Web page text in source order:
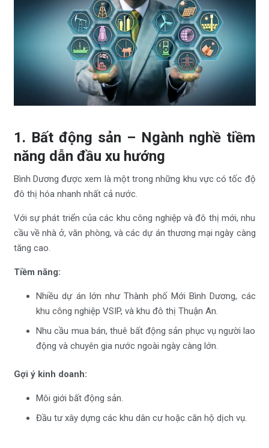
1. Bất động sản – Ngành nghề tiềm
năng dẫn đầu xu hướng
Bình Dương được xem là một trong những khu vực có tốc độ
đô thị hóa nhanh nhất cả nước.
Với sự phát triển của các khu công nghiệp và đô thị mới, nhu
cầu về nhà ở, văn phòng, và các dự án thương mại ngày càng
tăng cao.
Tiềm năng:
Nhiều dự án lớn như Thành phố Mới Bình Dương, các
khu công nghiệp VSIP, và khu đô thị Thuận An.
Nhu cầu mua bán, thuê bất động sản phục vụ người lao
động và chuyên gia nước ngoài ngày càng lớn.
Gợi ý kinh doanh:
Môi giới bất động sản.
Đầu tư xây dựng các khu dân cư hoặc căn hộ dịch vụ.